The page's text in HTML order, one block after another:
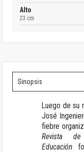
Alto
23 cm
Sinopsis
Luego de su
José
fiebre
Revista de
Educación